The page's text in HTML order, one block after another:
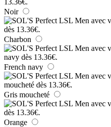
Noir
Charbon
French navy
Gris moucheté
Orange